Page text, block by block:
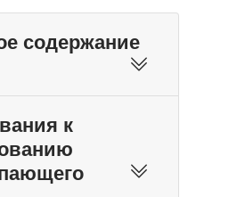
содержание
к